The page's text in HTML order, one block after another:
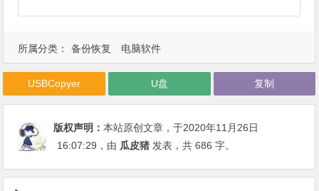
所属分类： 备份恢复 电脑软件
USBCopyer U盘 复制
版权声明：本站原创文章，于2020年11月26日
16:07:29 ，由 瓜皮猪 发表，共 686 字。